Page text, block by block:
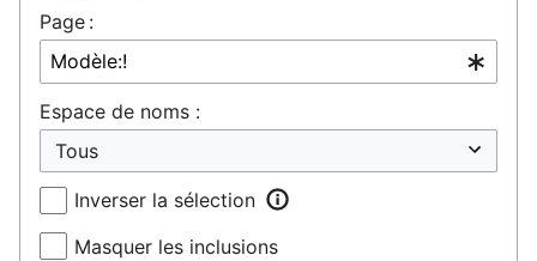
Page :
Espace de noms :
Inverser la sélection
Masquer les inclusions